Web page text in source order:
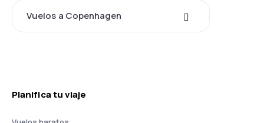
Vuelos a Copenhagen
Planifica tu viaje